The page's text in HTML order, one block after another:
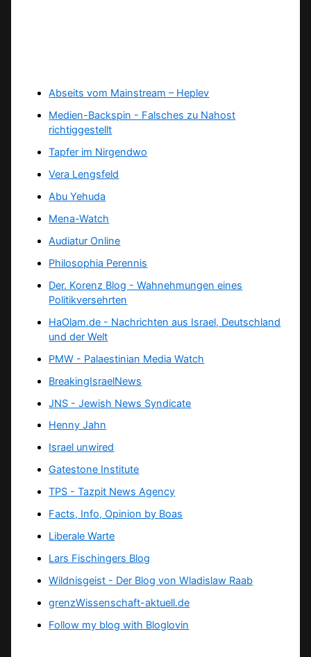
Abseits vom Mainstream – Heplev
Medien-Backspin - Falsches zu Nahost
richtiggestellt
Tapfer im Nirgendwo
Vera Lengsfeld
Abu Yehuda
Mena-Watch
Audiatur Online
Philosophia Perennis
Der. Korenz Blog - Wahnehmungen eines
Politikversehrten
HaOlam.de - Nachrichten aus Israel, Deutschland
und der Welt
PMW - Palaestinian Media Watch
BreakingIsraelNews
JNS - Jewish News Syndicate
Henny Jahn
Israel unwired
Gatestone Institute
TPS -Tazpit News Agency
Facts, Info, Opinion by Boas
Liberale Warte
Lars Fischingers Blog
Wildnisgeist - Der Blog von Wladislaw Raab
grenzWissenschaft-aktuell.de
Follow my blog with Bloglovin